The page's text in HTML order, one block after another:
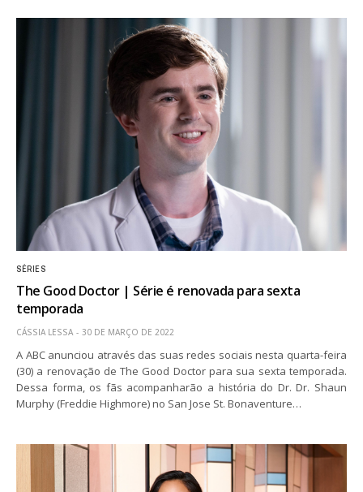
SÉRIES
The Good Doctor | Série é renovada para sexta
temporada
CÁSSIA LESSA 30 DE MARÇO DE 2022
A ABC anunciou através das suas redes sociais nesta quarta-feira
(30) a renovação de The Good Doctor para sua sexta temporada.
Dessa forma, os fãs acompanharão a história do Dr. Dr. Shaun
Murphy (Freddie Highmore) no San Jose St. Bonaventure…